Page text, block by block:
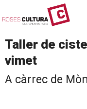
Taller de
vimet
A càrrec de